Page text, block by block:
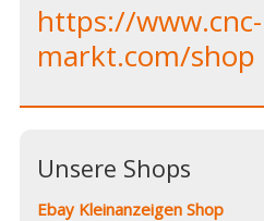
https://www.cnc-
markt.com/shop
Unsere Shops
Ebay Kleinanzeigen Shop